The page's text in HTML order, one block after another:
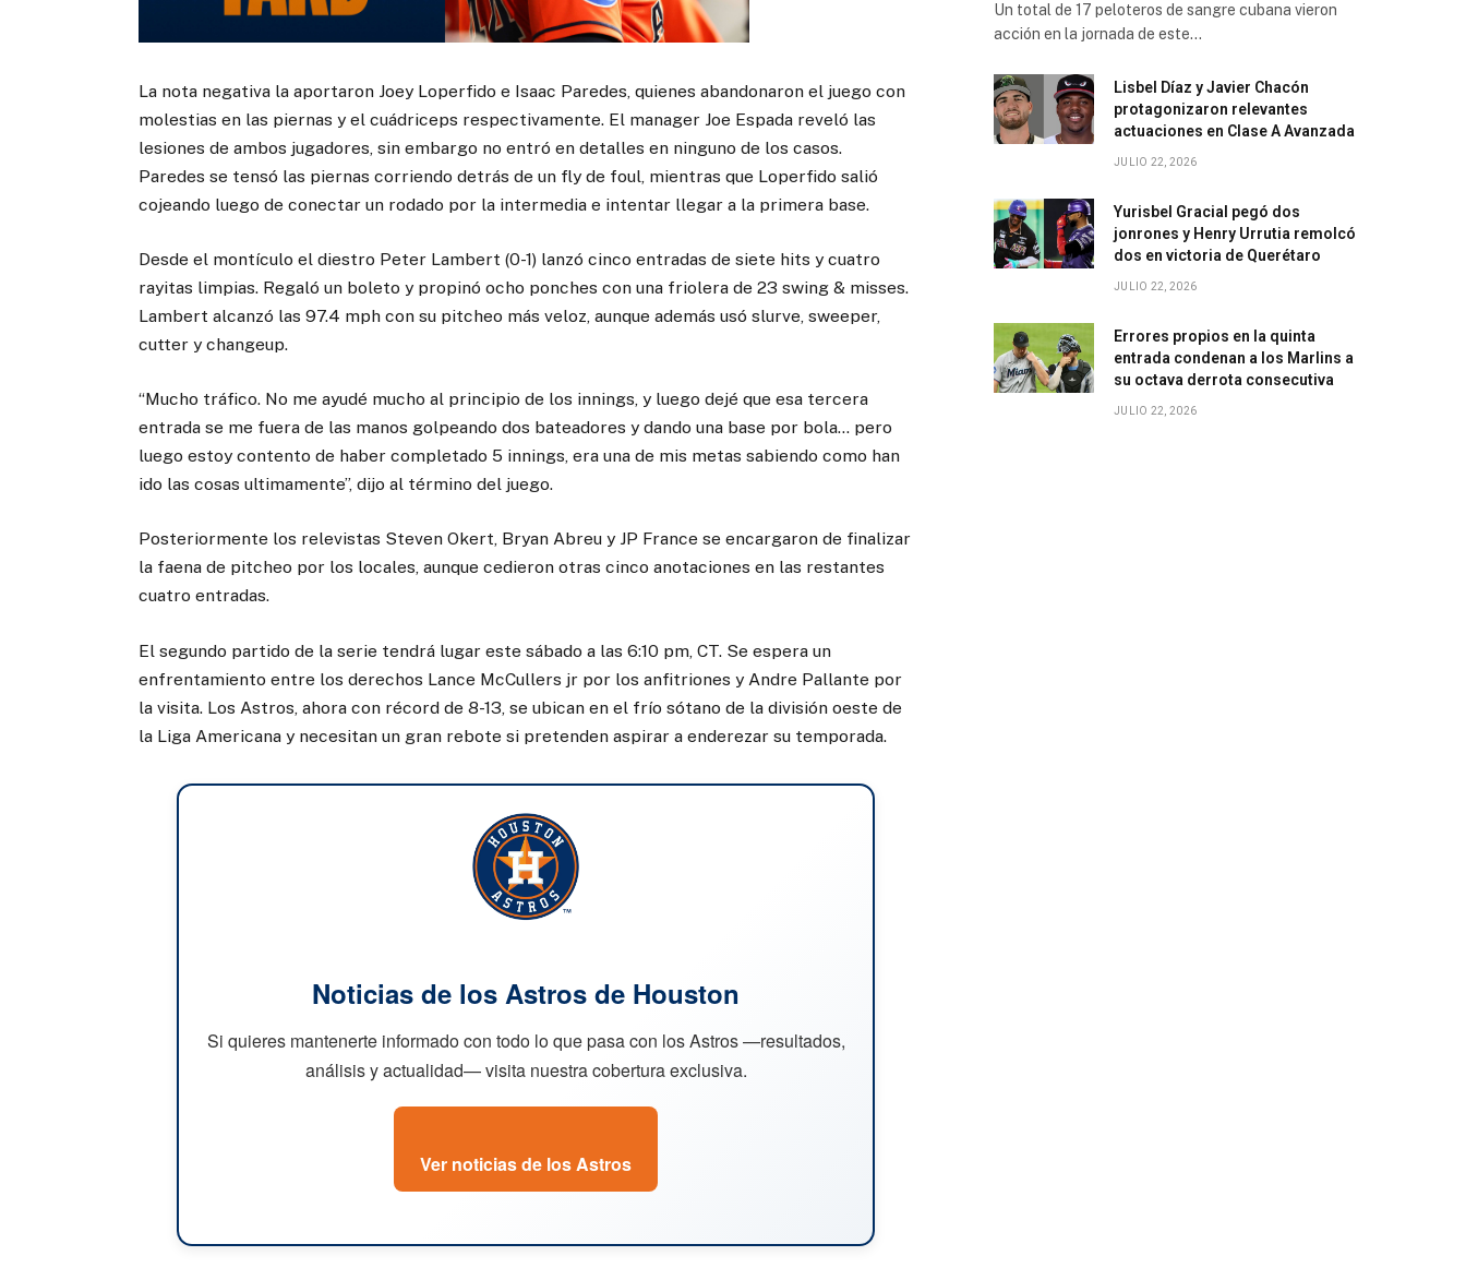
La nota negativa la aportaron Joey Loperfido e Isaac Paredes, quienes abandonaron el juego con
molestias en las piernas y el cuádriceps respectivamente. El manager Joe Espada reveló las
lesiones de ambos jugadores, sin embargo no entró en detalles en ninguno de los casos.
Paredes se tensó las piernas corriendo detrás de un fly de foul, mientras que Loperfido salió
cojeando luego de conectar un rodado por la intermedia e intentar llegar a la primera base.
Desde el montículo el diestro Peter Lambert (0-1) lanzó cinco entradas de siete hits y cuatro
rayitas limpias. Regaló un boleto y propinó ocho ponches con una friolera de 23 swing & misses.
Lambert alcanzó las 97.4 mph con su pitcheo más veloz, aunque además usó slurve, sweeper,
cutter y changeup.
“Mucho tráfico. No me ayudé mucho al principio de los innings, y luego dejé que esa tercera
entrada se me fuera de las manos golpeando dos bateadores y dando una base por bola… pero
luego estoy contento de haber completado 5 innings, era una de mis metas sabiendo como han
ido las cosas ultimamente”, dijo al término del juego.
Posteriormente los relevistas Steven Okert, Bryan Abreu y JP France se encargaron de finalizar
la faena de pitcheo por los locales, aunque cedieron otras cinco anotaciones en las restantes
cuatro entradas.
El segundo partido de la serie tendrá lugar este sábado a las 6:10 pm, CT. Se espera un
enfrentamiento entre los derechos Lance McCullers jr por los anfitriones y Andre Pallante por
la visita. Los Astros, ahora con récord de 8-13, se ubican en el frío sótano de la división oeste de
la Liga Americana y necesitan un gran rebote si pretenden aspirar a enderezar su temporada.
Noticias de los Astros de Houston
Si quieres mantenerte informado con todo lo que pasa con los Astros —resultados,
análisis y actualidad— visita nuestra cobertura exclusiva.
Ver noticias de los Astros
Un total de 17 peloteros de sangre cubana vieron
acción en la jornada de este…
Lisbel Díaz y Javier Chacón
protagonizaron relevantes
actuaciones en Clase A Avanzada
JULIO 22, 2026
Yurisbel Gracial pegó dos
jonrones y Henry Urrutia remolcó
dos en victoria de Querétaro
JULIO 22, 2026
Errores propios en la quinta
entrada condenan a los Marlins a
su octava derrota consecutiva
JULIO 22, 2026